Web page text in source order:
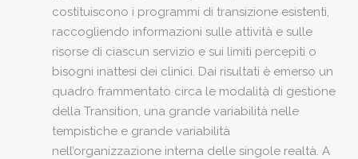
costituiscono i programmi di transizione esistenti,
raccogliendo informazioni sulle attività e sulle
risorse di ciascun servizio e sui limiti percepiti o
bisogni inattesi dei clinici. Dai risultati è emerso un
quadro frammentato circa le modalità di gestione
della Transition, una grande variabilità nelle
tempistiche e grande variabilità
nell’organizzazione interna delle singole realtà. A